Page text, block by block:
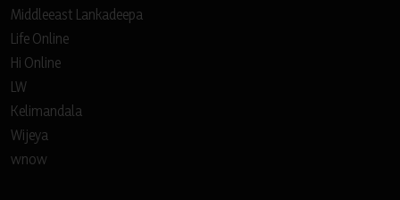
Middleeast Lankadeepa
Life Online
Hi Online
LW
Kelimandala
Wijeya
wnow